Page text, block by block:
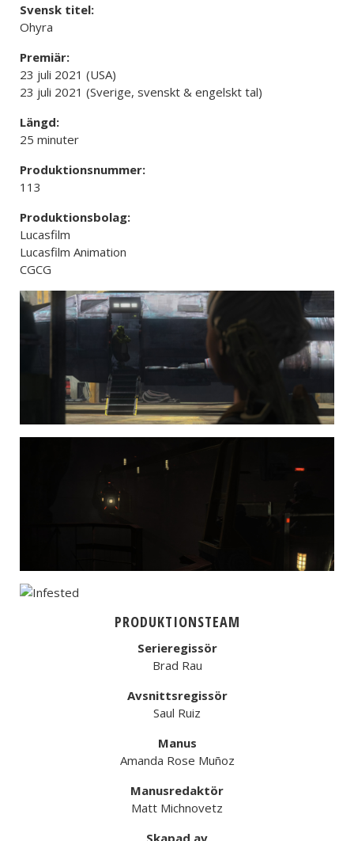
Svensk titel:
Ohyra
Premiär:
23 juli 2021 (USA)
23 juli 2021 (Sverige, svenskt & engelskt tal)
Längd:
25 minuter
Produktionsnummer:
113
Produktionsbolag:
Lucasfilm
Lucasfilm Animation
CGCG
PRODUKTIONSTEAM
Serieregissör
Brad Rau
Avsnittsregissör
Saul Ruiz
Manus
Amanda Rose Muñoz
Manusredaktör
Matt Michnovetz